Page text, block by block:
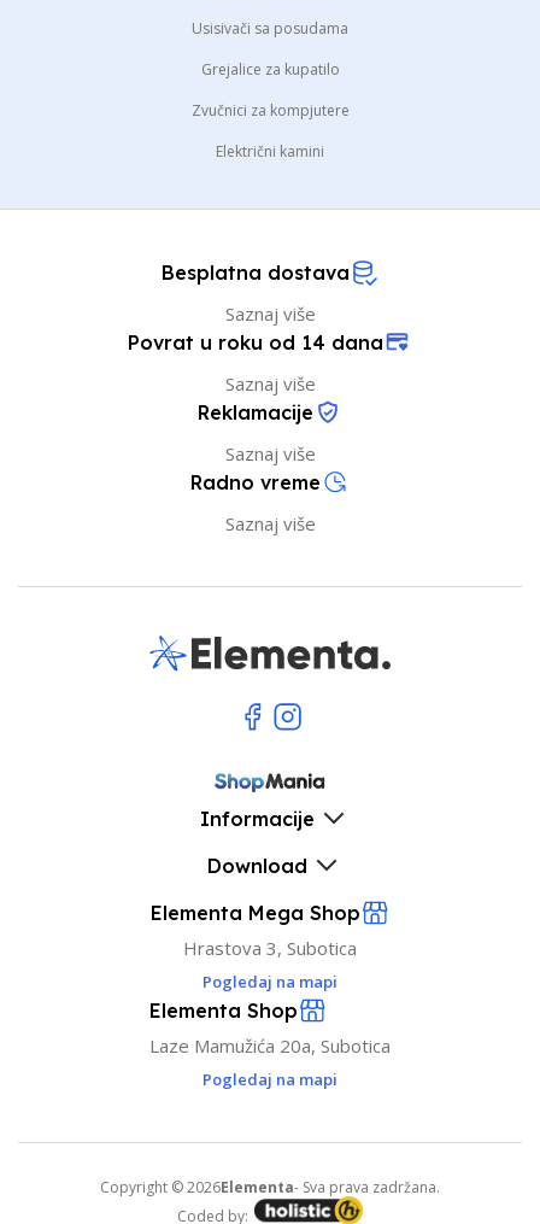
Usisivači sa posudama
Grejalice za kupatilo
Zvučnici za kompjutere
Električni kamini
Besplatna dostava
Saznaj više
Povrat u roku od 14 dana
Saznaj više
Reklamacije
Saznaj više
Radno vreme
Saznaj više
Informacije
Download
Elementa Mega Shop
Hrastova 3, Subotica
Pogledaj na mapi
Elementa Shop
Laze Mamužića 20a, Subotica
Pogledaj na mapi
Copyright © 2026Elementa- Sva prava zadržana.
Coded by: